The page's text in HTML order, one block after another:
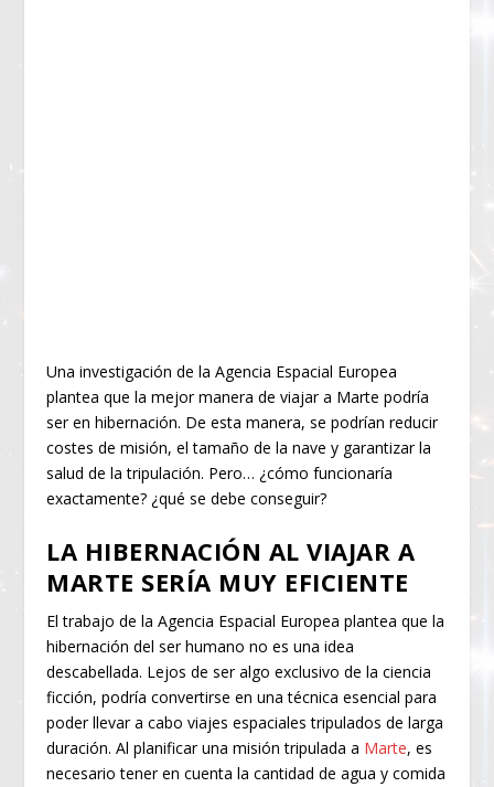
Una investigación de la Agencia Espacial Europea
plantea que la mejor manera de viajar a Marte podría
ser en hibernación. De esta manera, se podrían reducir
costes de misión, el tamaño de la nave y garantizar la
salud de la tripulación. Pero… ¿cómo funcionaría
exactamente? ¿qué se debe conseguir?
LA HIBERNACIÓN AL VIAJAR A
MARTE SERÍA MUY EFICIENTE
El trabajo de la Agencia Espacial Europea plantea que la
hibernación del ser humano no es una idea
descabellada. Lejos de ser algo exclusivo de la ciencia
ficción, podría convertirse en una técnica esencial para
poder llevar a cabo viajes espaciales tripulados de larga
duración. Al planificar una misión tripulada a Marte, es
necesario tener en cuenta la cantidad de agua y comida